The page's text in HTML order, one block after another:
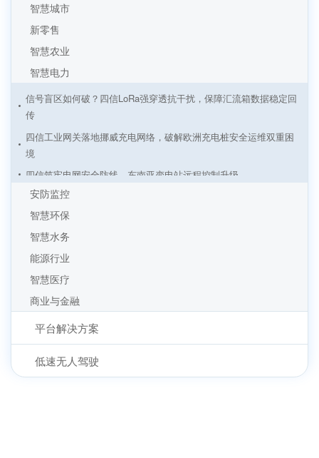
智慧城市
新零售
智慧农业
智慧电力
信号盲区如何破？四信LoRa强穿透抗干扰，保障汇流箱数据稳定回
传
四信工业网关落地挪威充电网络，破解欧洲充电桩安全运维双重困
境
四信筑牢电网安全防线，东南亚变电站远程控制升级
四信智慧物联监控：电力配电机房监控方案
基于4G工业路由器光伏发电无线远程监控解决方案
LoRa终端在园区内电气设备监控方案
安防监控
智慧环保
智慧水务
能源行业
智慧医疗
商业与金融
平台解决方案
低速无人驾驶